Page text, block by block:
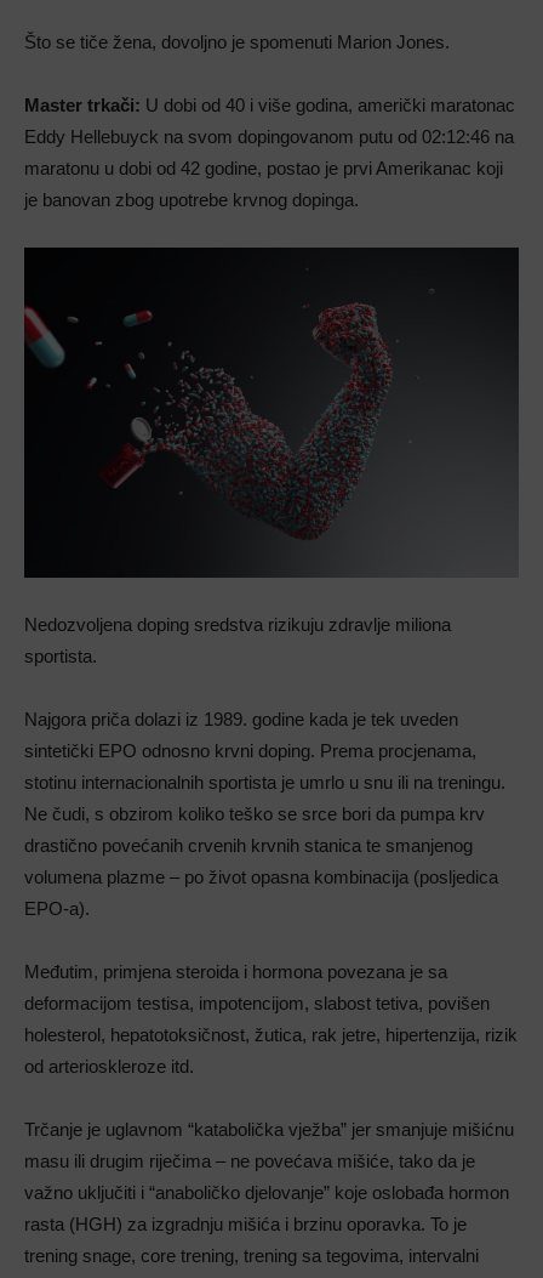
Što se tiče žena, dovoljno je spomenuti Marion Jones.
Master trkači: U dobi od 40 i više godina, američki maratonac
Eddy Hellebuyck na svom dopingovanom putu od 02:12:46 na
maratonu u dobi od 42 godine, postao je prvi Amerikanac koji
je banovan zbog upotrebe krvnog dopinga.
Nedozvoljena doping sredstva rizikuju zdravlje miliona
sportista.
Najgora priča dolazi iz 1989. godine kada je tek uveden
sintetički EPO odnosno krvni doping. Prema procjenama,
stotinu internacionalnih sportista je umrlo u snu ili na treningu.
Ne čudi, s obzirom koliko teško se srce bori da pumpa krv
drastično povećanih crvenih krvnih stanica te smanjenog
volumena plazme – po život opasna kombinacija (posljedica
EPO-a).
Međutim, primjena steroida i hormona povezana je sa
deformacijom testisa, impotencijom, slabost tetiva, povišen
holesterol, hepatotoksičnost, žutica, rak jetre, hipertenzija, rizik
od arterioskleroze itd.
Trčanje je uglavnom “katabolička vježba” jer smanjuje mišićnu
masu ili drugim riječima – ne povećava mišiće, tako da je
važno uključiti i “anaboličko djelovanje” koje oslobađa hormon
rasta (HGH) za izgradnju mišića i brzinu oporavka. To je
trening snage, core trening, trening sa tegovima, intervalni